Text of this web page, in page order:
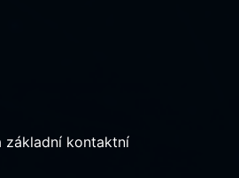
základní kontaktní